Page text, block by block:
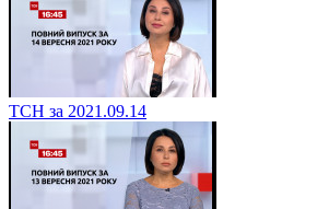
ТСН за 2021.09.14